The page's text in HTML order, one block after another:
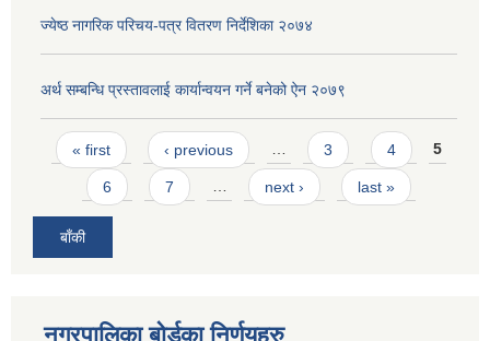
ज्येष्ठ नागरिक परिचय-पत्र वितरण निर्देशिका २०७४
अर्थ सम्बन्धि प्रस्तावलाई कार्यान्वयन गर्ने बनेको ऐन २०७९
Pages
« first ‹ previous … 3 4 5
6 7 … next › last »
बाँकी
नगरपालिका बोर्डका निर्णयहरु